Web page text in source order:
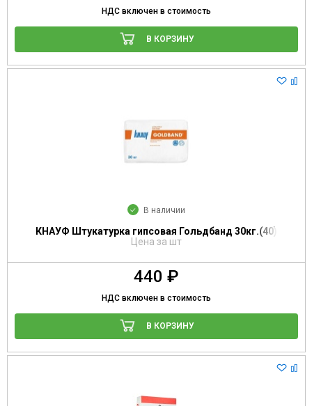
НДС включен в стоимость
В КОРЗИНУ
В наличии
КНАУФ Штукатурка гипсовая Гольдбанд 30кг.(40)
Цена за шт
440 ₽
НДС включен в стоимость
В КОРЗИНУ